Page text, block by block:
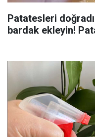
Patatesleri
bardak ekleyin!